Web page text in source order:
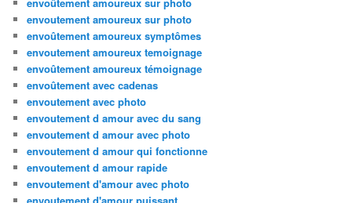
envoûtement amoureux sur photo
envoutement amoureux sur photo
envoûtement amoureux symptômes
envoutement amoureux temoignage
envoûtement amoureux témoignage
envoûtement avec cadenas
envoutement avec photo
envoutement d amour avec du sang
envoutement d amour avec photo
envoutement d amour qui fonctionne
envoutement d amour rapide
envoutement d'amour avec photo